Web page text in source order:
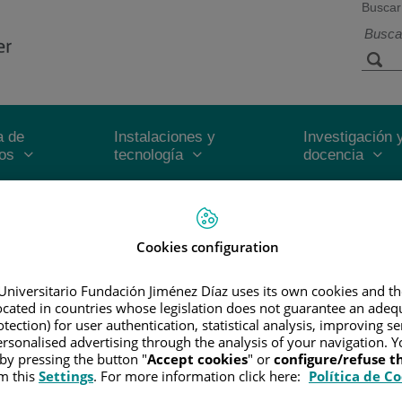
Buscar
de
Instalaciones y
tecnología
Investigación
docencia
y Cirugía por la Universidad Autónoma de Madrid.
Anatomía patológica Hospital Universitario Gregorio Marañón de Madrid
Cookies configuration
Fundación Jiménez Díaz uses its own cookies and
in countries whose legislation does not guarantee an
for user authentication, statistical analysis, improving
advertising through the analysis of your navigation.
pressing the button "Accept cookies" or configure/refuse
thisSettings. For more information click here: Política de